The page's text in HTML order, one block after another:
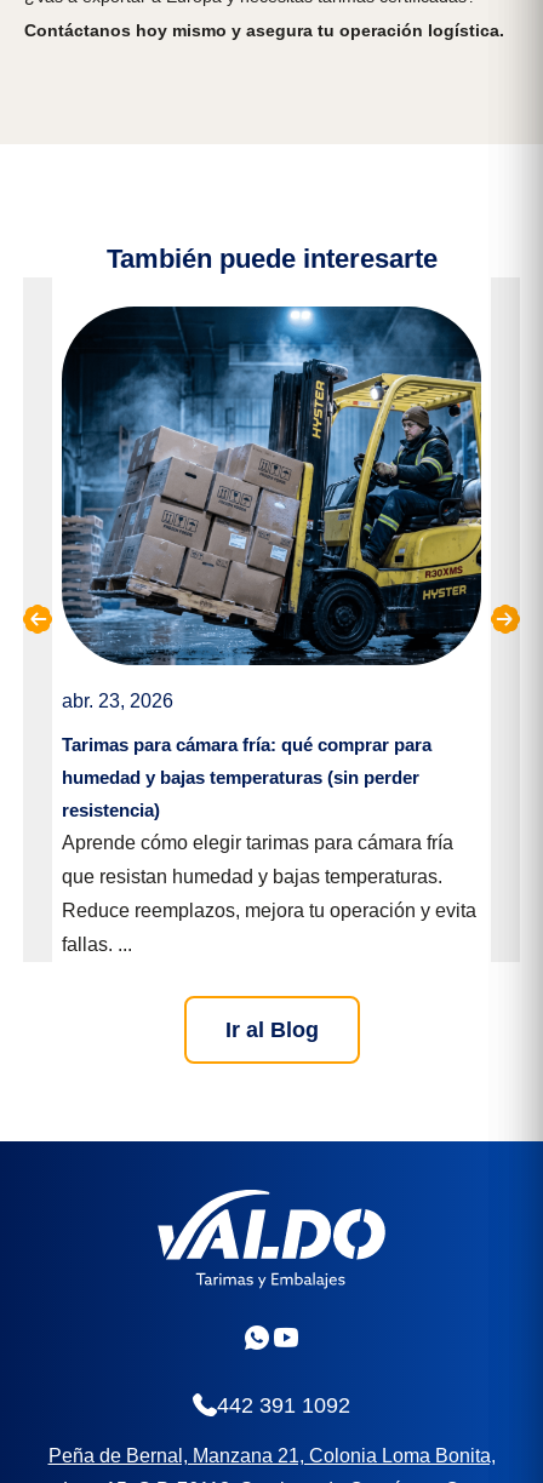
Contáctanos hoy mismo y asegura tu operación logística.
También puede interesarte
abr. 23, 2026
Tarimas para cámara fría: qué comprar para
humedad y bajas temperaturas (sin perder
resistencia)
Aprende cómo elegir tarimas para cámara fría
que resistan humedad y bajas temperaturas.
Reduce reemplazos, mejora tu operación y evita
fallas. ...
Ir al Blog
442 391 1092
Peña de Bernal, Manzana 21, Colonia Loma Bonita,